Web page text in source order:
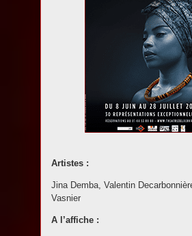
Artistes :
Jina Demba, Valentin
Vasnier
A l’affiche :